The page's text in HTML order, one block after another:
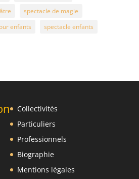
spectacle de magie
enfants
spectacle enfants
Collectivités
Particuliers
Professionnels
Biographie
Mentions légales